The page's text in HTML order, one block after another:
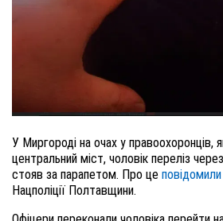
У Миргороді на очах у правоохоронців,
центральний міст, чоловік переліз
стояв за парапетом. Про це повідомили
Нацполіції Полтавщини.